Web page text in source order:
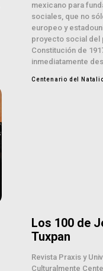
mexicano para
sociales, que no
europeo y
proyecto social del
Constitución de
inmediatamente
Centenario del
Los 100 de
Tuxpan
Revista Praxis y
Culturalmente